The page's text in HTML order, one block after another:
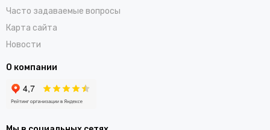
Часто задаваемые вопросы
Карта сайта
Новости
О компании